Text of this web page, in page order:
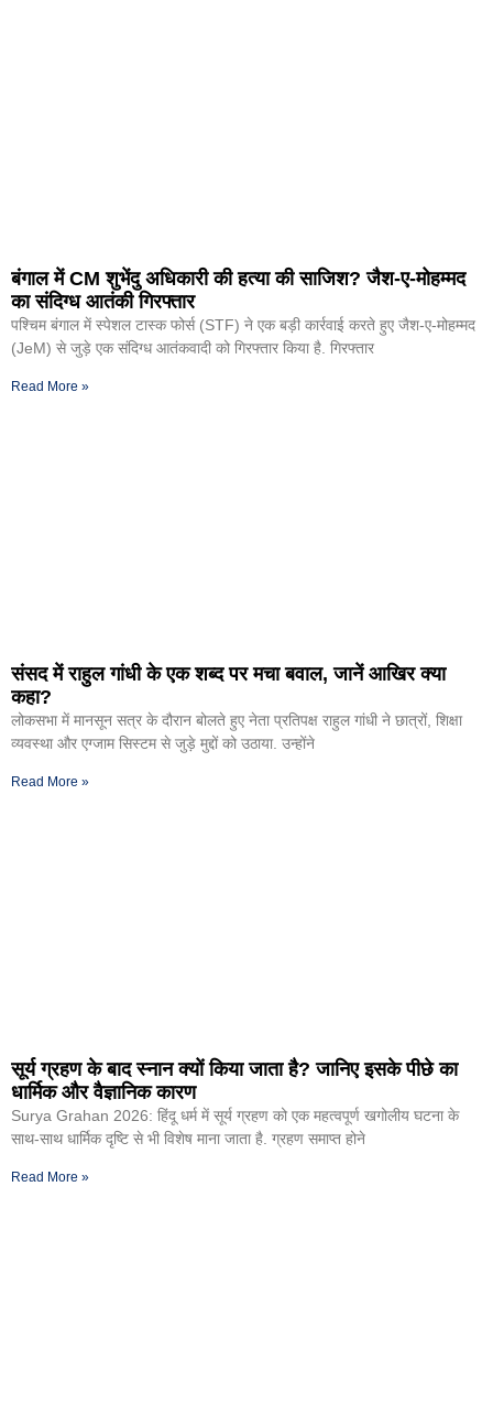
बंगाल में CM शुभेंदु अधिकारी की हत्या की साजिश? जैश-ए-मोहम्मद
का संदिग्ध आतंकी गिरफ्तार
पश्चिम बंगाल में स्पेशल टास्क फोर्स (STF) ने एक बड़ी कार्रवाई करते हुए जैश-ए-मोहम्मद
(JeM) से जुड़े एक संदिग्ध आतंकवादी को गिरफ्तार किया है. गिरफ्तार
Read More »
संसद में राहुल गांधी के एक शब्द पर मचा बवाल, जानें आखिर क्या
कहा?
लोकसभा में मानसून सत्र के दौरान बोलते हुए नेता प्रतिपक्ष राहुल गांधी ने छात्रों, शिक्षा
व्यवस्था और एग्जाम सिस्टम से जुड़े मुद्दों को उठाया. उन्होंने
Read More »
सूर्य ग्रहण के बाद स्नान क्यों किया जाता है? जानिए इसके पीछे का
धार्मिक और वैज्ञानिक कारण
Surya Grahan 2026: हिंदू धर्म में सूर्य ग्रहण को एक महत्वपूर्ण खगोलीय घटना के
साथ-साथ धार्मिक दृष्टि से भी विशेष माना जाता है. ग्रहण समाप्त होने
Read More »